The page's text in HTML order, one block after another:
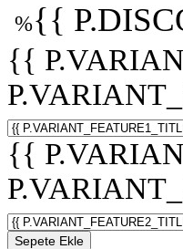
%{{
{{
{{
Sepete Ekle